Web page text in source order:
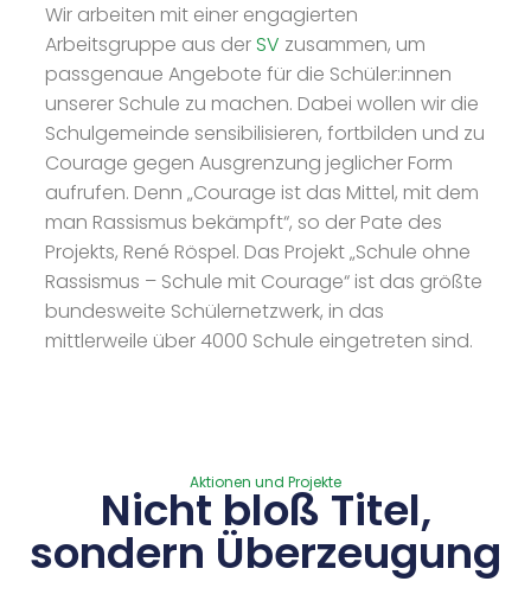
Wir arbeiten mit einer engagierten
Arbeitsgruppe aus derSV zusammen, um
passgenaue Angebote für die Schüler:innen
unserer Schule zu machen. Dabei wollen wir die
Schulgemeinde sensibilisieren, fortbilden und zu
Courage gegen Ausgrenzung jeglicher Form
aufrufen. Denn „Courage ist das Mittel, mit dem
man Rassismus bekämpft“, so der Pate des
Projekts, René Röspel. Das Projekt „Schule ohne
Rassismus – Schule mit Courage“ ist das größte
bundesweite Schülernetzwerk, in das
mittlerweile über 4000 Schule eingetreten sind.
Aktionen und Projekte
Nicht bloß Titel,
sondern Überzeugung